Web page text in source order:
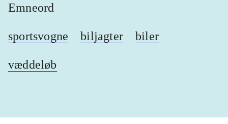
Emneord
sportsvogne biljagter biler
væddeløb